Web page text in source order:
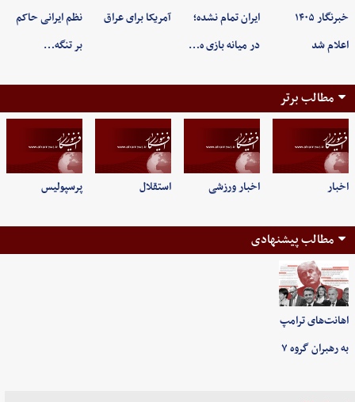
خبرنگار ۱۴۰۵
اعلام شد
ایران تمام نشده؛
در میانه بازی ه…
آمریکا برای عراق
نظم ایرانی حاکم
بر تنگه…
مطالب برتر
اخبار اخبار ورزشی استقلال پرسپولیس
مطالب پیشنهادی
اهانت‌های ترامپ
به رهبران گروه ۷